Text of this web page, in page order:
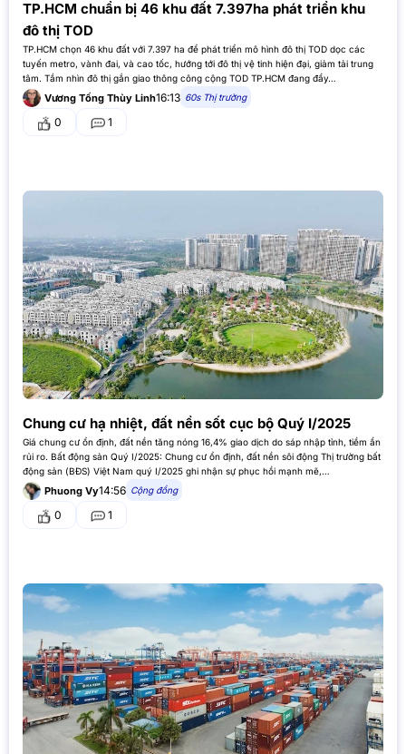
TP.HCM chuẩn bị 46 khu đất 7.397ha phát triển khu
đô thị TOD
TP.HCM chọn 46 khu đất với 7.397 ha để phát triển mô hình đô thị TOD dọc các
tuyến metro, vành đai, và cao tốc, hướng tới đô thị vệ tinh hiện đại, giảm tải trung
tâm. Tầm nhìn đô thị gắn giao thông công cộng TOD TP.HCM đang đẩy…
Vương Tống Thùy Linh16:13 60s Thị trường
0 1
Chung cư hạ nhiệt, đất nền sốt cục bộ Quý I/2025
Giá chung cư ổn định, đất nền tăng nóng 16,4% giao dịch do sáp nhập tỉnh, tiềm ẩn
rủi ro. Bất động sản Quý I/2025: Chung cư ổn định, đất nền sôi động Thị trường bất
động sản (BĐS) Việt Nam quý I/2025 ghi nhận sự phục hồi mạnh mẽ,…
Phuong Vy14:56 Cộng đồng
0 1